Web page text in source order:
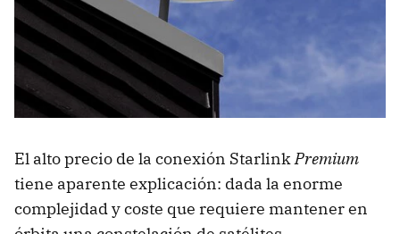
El alto precio de la conexión StarlinkPremium
tiene aparente explicación: dada la enorme
complejidad y coste que requiere mantener en